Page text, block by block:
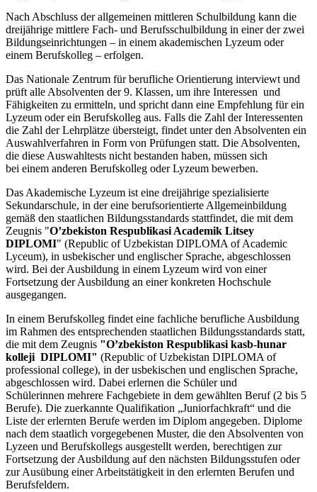
Nach Abschluss der allgemeinen mittleren Schulbildung kann die
dreijährige mittlere Fach- und Berufsschulbildung in einer der zwei
Bildungseinrichtungen – in einem akademischen Lyzeum oder
einem Berufskolleg – erfolgen.
Das Nationale Zentrum für berufliche Orientierung interviewt und
prüft alle Absolventen der 9. Klassen, um ihre Interessen und
Fähigkeiten zu ermitteln, und spricht dann eine Empfehlung für ein
Lyzeum oder ein Berufskolleg aus. Falls die Zahl der Interessenten
die Zahl der Lehrplätze übersteigt, findet unter den Absolventen ein
Auswahlverfahren in Form von Prüfungen statt. Die Absolventen,
die diese Auswahltests nicht bestanden haben, müssen sich
bei einem anderen Berufskolleg oder Lyzeum bewerben.
Das Akademische Lyzeum ist eine dreijährige spezialisierte
Sekundarschule, in der eine berufsorientierte Allgemeinbildung
gemäß den staatlichen Bildungsstandards stattfindet, die mit dem
Zeugnis "O’zbekiston Respublikasi Academik Litsey
DIPLOMI" (Republic of Uzbekistan DIPLOMA of Academic
Lyceum), in usbekischer und englischer Sprache, abgeschlossen
wird. Bei der Ausbildung in einem Lyzeum wird von einer
Fortsetzung der Ausbildung an einer konkreten Hochschule
ausgegangen.
In einem Berufskolleg findet eine fachliche berufliche Ausbildung
im Rahmen des entsprechenden staatlichen Bildungsstandards statt,
die mit dem Zeugnis "O’zbekiston Respublikasi kasb-hunar
kolleji DIPLOMI" (Republic of Uzbekistan DIPLOMA of
professional college), in der usbekischen und englischen Sprache,
abgeschlossen wird. Dabei erlernen die Schüler und
Schülerinnen mehrere Fachgebiete in dem gewählten Beruf (2 bis 5
Berufe). Die zuerkannte Qualifikation „Juniorfachkraft“ und die
Liste der erlernten Berufe werden im Diplom angegeben. Diplome
nach dem staatlich vorgegebenen Muster, die den Absolventen von
Lyzeen und Berufskollegs ausgestellt werden, berechtigen zur
Fortsetzung der Ausbildung auf den nächsten Bildungsstufen oder
zur Ausübung einer Arbeitstätigkeit in den erlernten Berufen und
Berufsfeldern.